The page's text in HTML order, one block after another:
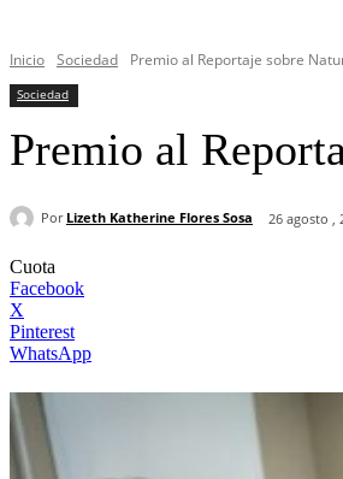
Inicio Sociedad Premio al Reportaje sobre
Sociedad
Premio al
Por Lizeth Katherine Flores Sosa 26 agosto ,
Cuota
Facebook
X
Pinterest
WhatsApp